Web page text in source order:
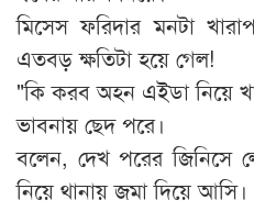
মিসেস ফরিদার মনটা
এতবড় ক্ষতিটা হয়ে গেল!
"কি করব অহন এইডা নিয়ে
ভাবনায় ছেদ পরে।
বলেন, দেখ পরের জিনিসে
নিয়ে থানায় জমা দিয়ে আসি।